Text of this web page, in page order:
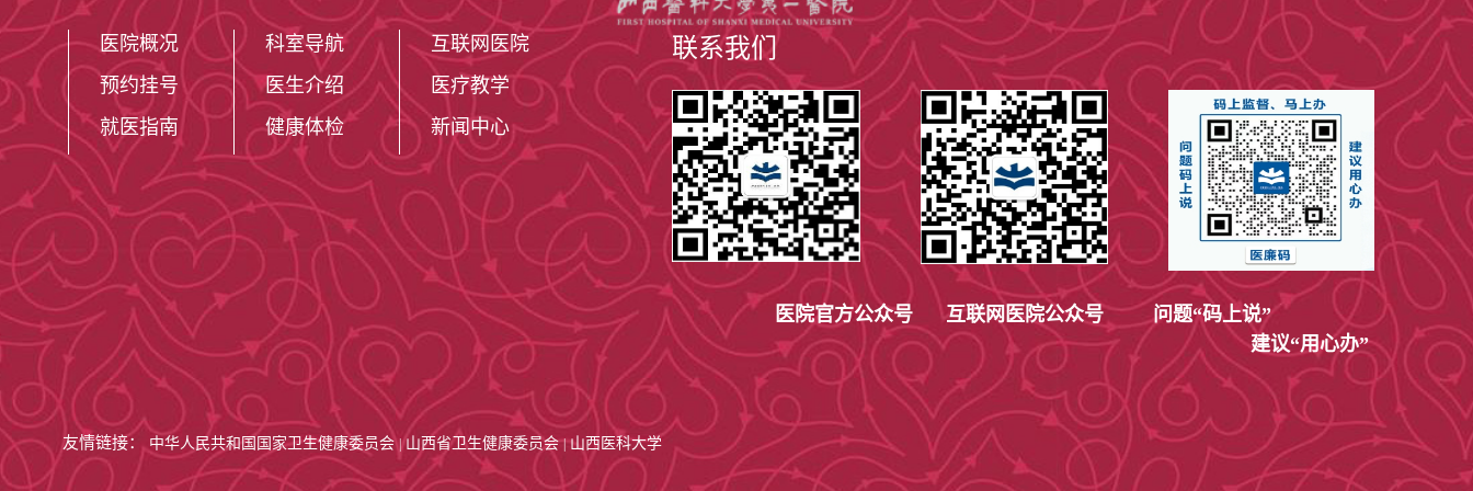
医院概况
预约挂号
就医指南
科室导航
医生介绍
健康体检
互联网医院
医疗教学
新闻中心
联系我们
医院官方公众号 互联网医院公众号
问题“码上说”
建议“用心办”
友情链接： 中华人民共和国国家卫生健康委员会 山西省卫生健康委员会 | 山西医科大学